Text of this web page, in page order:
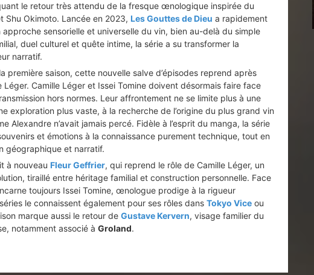
le retour très attendu de la fresque œnologique inspirée du
Shu Okimoto. Lancée en 2023, Les Gouttes de Dieu a rapidement
sensorielle et universelle du vin, bien au-delà du simple
duel culturel et quête intime, la série a su transformer la
narratif.
première saison, cette nouvelle salve d’épisodes reprend après
Léger. Camille Léger et Issei Tomine doivent désormais faire face
hors normes. Leur affrontement ne se limite plus à une
exploration plus vaste, à la recherche de l’origine du plus grand vin
Alexandre n’avait jamais percé. Fidèle à l’esprit du manga, la série
et émotions à la connaissance purement technique, tout en
géographique et narratif.
à nouveau Fleur Geffrier, qui reprend le rôle de Camille Léger, un
tiraillé entre héritage familial et construction personnelle. Face
toujours Issei Tomine, œnologue prodige à la rigueur
le connaissent également pour ses rôles dans Tokyo Vice ou
marque aussi le retour de Gustave Kervern, visage familier du
notamment associé à Groland.